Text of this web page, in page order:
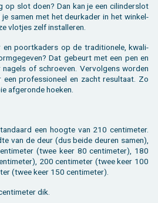
op slot doen? Dan kan je een ci­lin­der­slot
je samen met het deur­ka­der in het win­kel­
vlot­jes zelf in­stal­le­ren.
en poort­ka­ders op de tra­di­ti­o­ne­le, kwa­li­
Dat ge­beurt met een pen en
of schroe­ven. Ver­vol­gens wor­den
pro­fes­si­o­neel en zacht re­sul­taat. Zo
af­ge­ron­de hoe­ken.
een hoog­te van 210 cen­ti­me­ter.
van de deur (dus beide deu­ren samen),
(twee keer 80 cen­ti­me­ter), 180
200 cen­ti­me­ter (twee keer 100
(twee keer 150 cen­ti­me­ter).
dik.